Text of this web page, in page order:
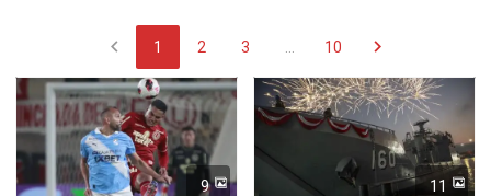
chevron_left 1 2 3 10 chevron_right
9 11